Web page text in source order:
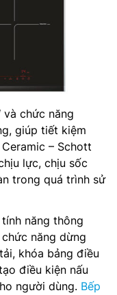
chức năng
giúp tiết kiệm
– Schott
lực, chịu sốc
trong quá trình sử
năng thông
năng dừng
khóa bảng điều
điều kiện nấu
người dùng. Bếp